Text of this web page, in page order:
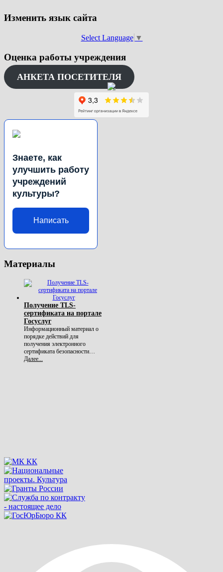
Изменить язык сайта
Select Language ▼
Оценка работы учреждения
АНКЕТА ПОСЕТИТЕЛЯ
Знаете, как
улучшить работу
учреждений
культуры?
Написать
Материалы
Получение TLS-
сертификата на портале
Госуслуг
Информационный материал о
порядке действий для
получения электронного
сертификата безопасности…
Далее...
ГИС
«Энергоэффективность»
Информационные материалы
по работе в государственной
информационной системе в
области…
Далее...